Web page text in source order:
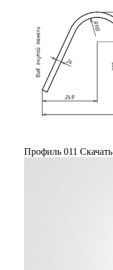
Профиль 011 Скачать